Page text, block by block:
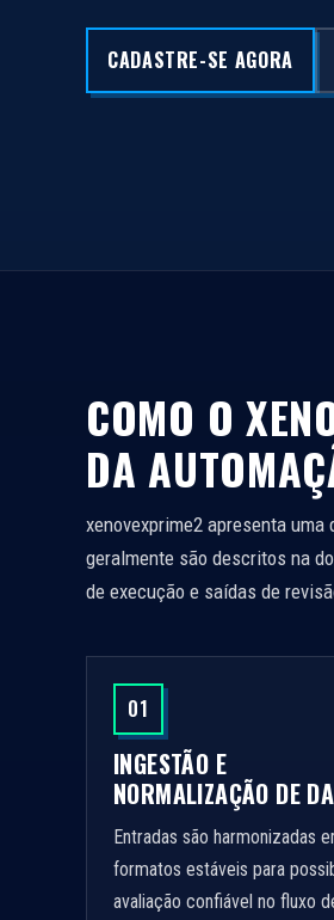
CADASTRE-SE AGORA
COMO O
DA
xenovexprime2 apresenta
geralmente são descritos na
de execução e saídas de
01
INGESTÃO E
NORMALIZAÇÃO DE
Entradas são harmonizadas
formatos estáveis para
avaliação confiável no fluxo